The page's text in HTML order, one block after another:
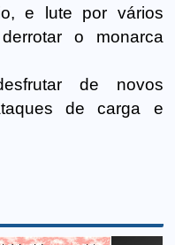
e lute por vários
o monarca
de novos
de carga e